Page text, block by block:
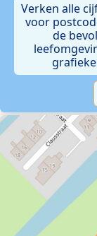
Verken alle
voor
de